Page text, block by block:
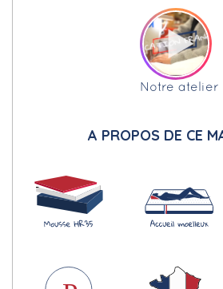
Notre atelier
A PROPOS DE CE